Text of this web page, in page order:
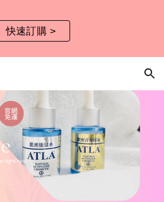
快速訂購 >